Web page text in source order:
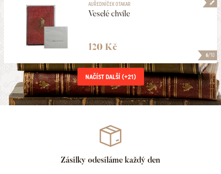
6/10
AUŘEDNÍČEK OTAKAR
Veselé chvíle
120 Kč
NAČÍST DALŠÍ (+21)
Zásilky odesíláme každý den